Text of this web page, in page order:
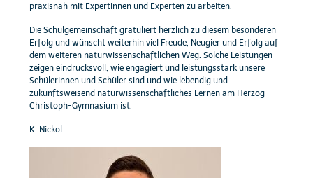
praxisnah mit Expertinnen und Experten zu arbeiten.
Die Schulgemeinschaft gratuliert herzlich zu diesem besonderen
Erfolg und wünscht weiterhin viel Freude, Neugier und Erfolg auf
dem weiteren naturwissenschaftlichen Weg. Solche Leistungen
zeigen eindrucksvoll, wie engagiert und leistungsstark unsere
Schülerinnen und Schüler sind und wie lebendig und
zukunftsweisend naturwissenschaftliches Lernen am Herzog-
Christoph-Gymnasium ist.
K. Nickol